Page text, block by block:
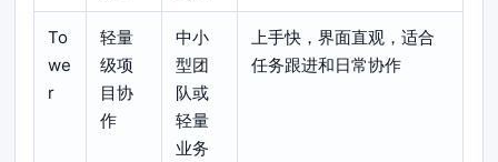
To
we
r
轻量
级项
目协
作
中小
型团
队或
轻量
业务
上手快，界面直观，适合
任务跟进和日常协作